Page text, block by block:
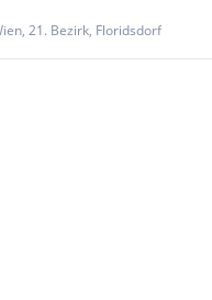
21. Bezirk, Floridsdorf